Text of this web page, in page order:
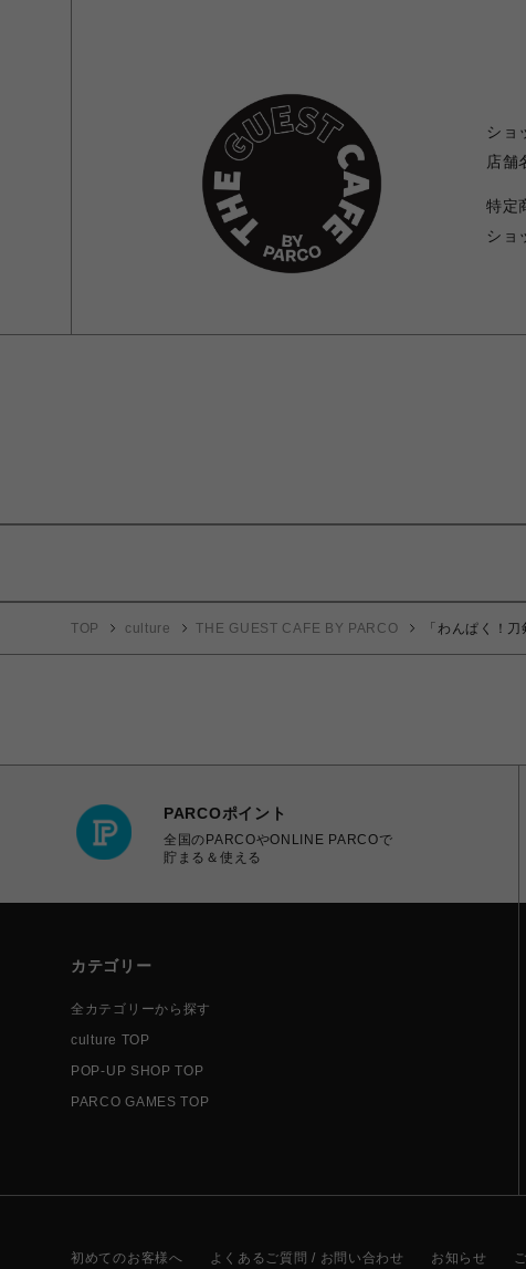
ショ
店舗
特定
ショ
TOP culture THE GUEST CAFE BY PARCO 「わんぱく！
PARCOポイント
全国のPARCOやONLINE PARCOで
貯まる＆使える
カテゴリー
全カテゴリーから探す
culture TOP
POP-UP SHOP TOP
PARCO GAMES TOP
初めてのお客様へ よくあるご質問 / お問い合わせ お知らせ